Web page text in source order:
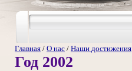
Главная / О нас / Наши достижения
Год 2002